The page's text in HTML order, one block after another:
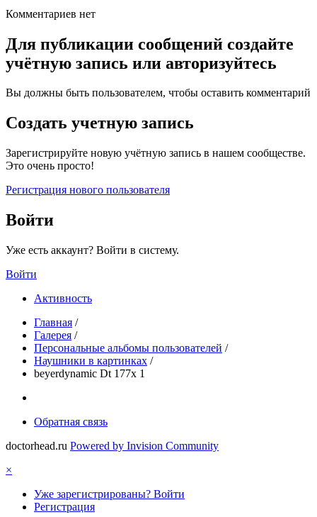
Комментариев нет
Для публикации сообщений создайте
учётную запись или авторизуйтесь
Вы должны быть пользователем, чтобы оставить комментарий
Создать учетную запись
Зарегистрируйте новую учётную запись в нашем сообществе.
Это очень просто!
Регистрация нового пользователя
Войти
Уже есть аккаунт? Войти в систему.
Войти
Активность
Главная /
Галерея /
Персональные альбомы пользователей /
Наушники в картинках /
beyerdynamic Dt 177x 1
Обратная связь
doctorhead.ru Powered by Invision Community
×
Уже зарегистрированы? Войти
Регистрация